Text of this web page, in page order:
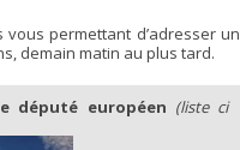
permettant d’adresser un
demain matin au plus tard.
député européen (liste ci